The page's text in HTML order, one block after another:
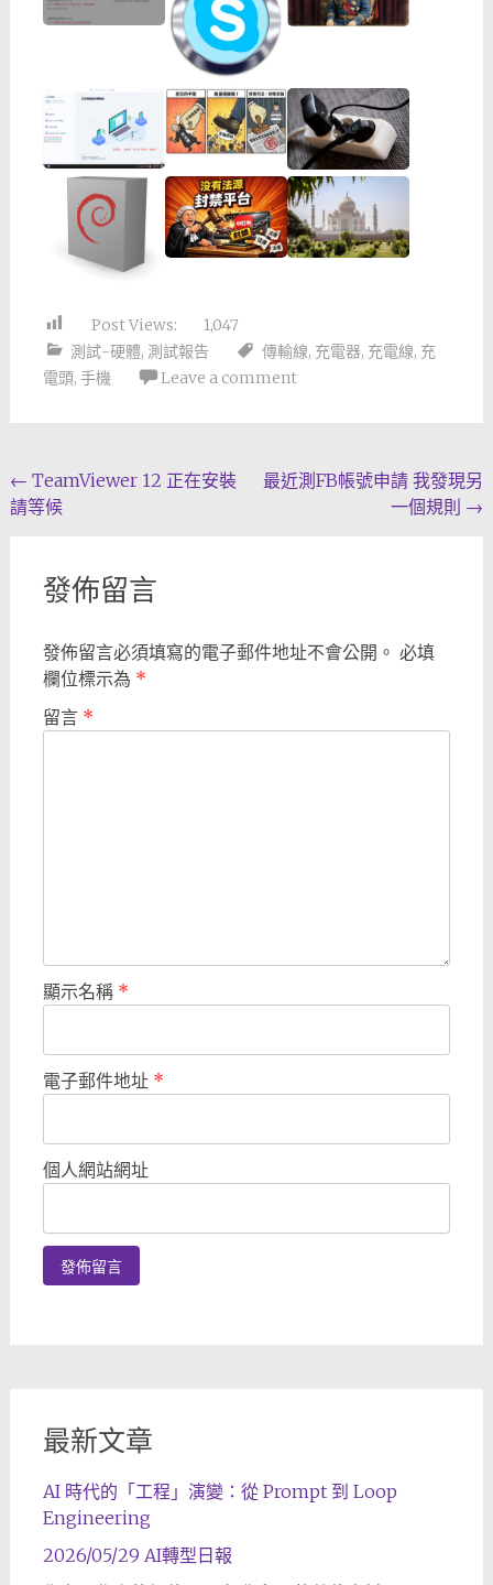
Post Views:
1,047
測試-硬體, 測試報告 傳輸線, 充電器, 充電線, 充
電頭, 手機 Leave a comment
Post
navigation
← TeamViewer 12 正在安裝
請等候
最近測FB帳號申請 我發現另
一個規則 →
發佈留言
發佈留言必須填寫的電子郵件地址不會公開。 必填
欄位標示為 *
留言 *
顯示名稱 *
電子郵件地址 *
個人網站網址
最新文章
AI 時代的「工程」演變：從 Prompt 到 Loop
Engineering
2026/05/29 AI轉型日報